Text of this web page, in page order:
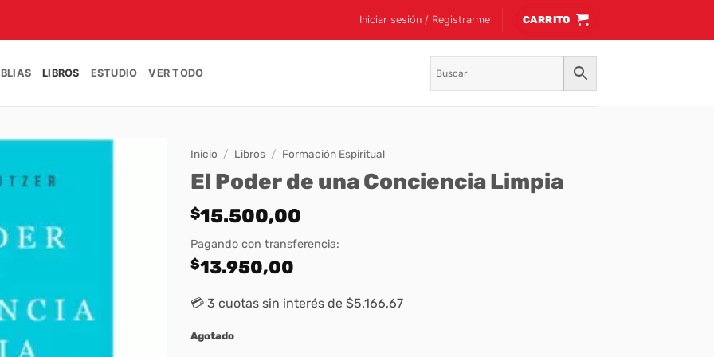
Iniciar sesión / Registrarme CARRITO
LIBROS ESTUDIO VER TODO
Inicio / Libros / Formación Espiritual
El Poder de una Conciencia Limpia
$15.500,00
Pagando con transferencia:
$13.950,00
💳 3 cuotas sin interés de $5.166,67
Agotado